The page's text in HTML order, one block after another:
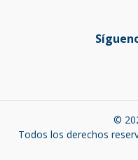
©
Todos los derechos